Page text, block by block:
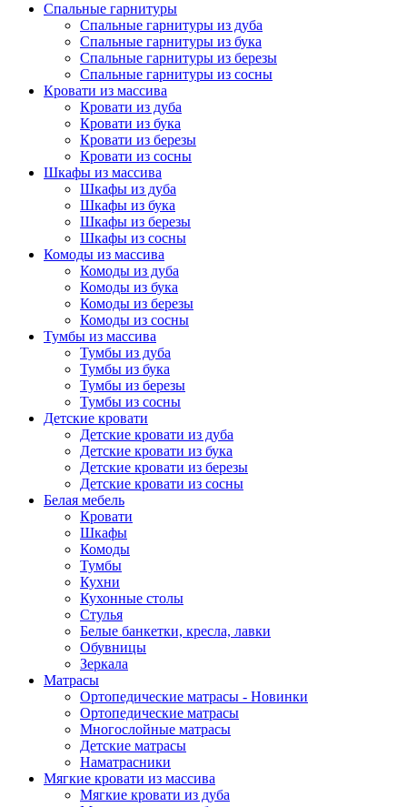
Спальные гарнитуры
Спальные гарнитуры из дуба
Спальные гарнитуры из бука
Спальные гарнитуры из березы
Спальные гарнитуры из сосны
Кровати из массива
Кровати из дуба
Кровати из бука
Кровати из березы
Кровати из сосны
Шкафы из массива
Шкафы из дуба
Шкафы из бука
Шкафы из березы
Шкафы из сосны
Комоды из массива
Комоды из дуба
Комоды из бука
Комоды из березы
Комоды из сосны
Тумбы из массива
Тумбы из дуба
Тумбы из бука
Тумбы из березы
Тумбы из сосны
Детские кровати
Детские кровати из дуба
Детские кровати из бука
Детские кровати из березы
Детские кровати из сосны
Белая мебель
Кровати
Шкафы
Комоды
Тумбы
Кухни
Кухонные столы
Стулья
Белые банкетки, кресла, лавки
Обувницы
Зеркала
Матрасы
Ортопедические матрасы - Новинки
Ортопедические матрасы
Многослойные матрасы
Детские матрасы
Наматрасники
Мягкие кровати из массива
Мягкие кровати из дуба